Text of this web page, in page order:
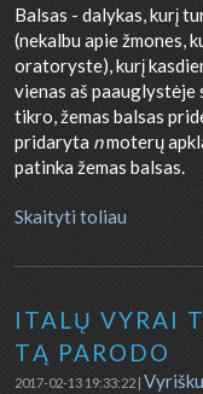
Balsas - dalykas, kurį
(nekalbu apie žmones,
oratoryste), kurį
vienas aš paauglystėje
tikro, žemas balsas
pridaryta nmoterų
patinka žemas balsas.
Skaityti toliau
ITALŲ VYRAI
TĄ PARODO
2017-02-13 19:33:22 |